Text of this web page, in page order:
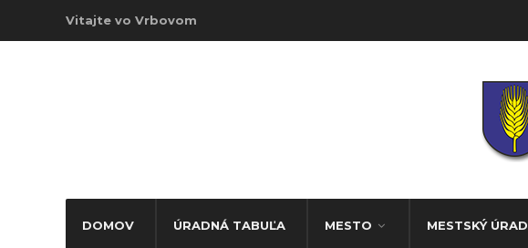
Vitajte vo Vrbovom
DOMOV ÚRADNÁ TABUĽA MESTO MESTSKÝ ÚRAD